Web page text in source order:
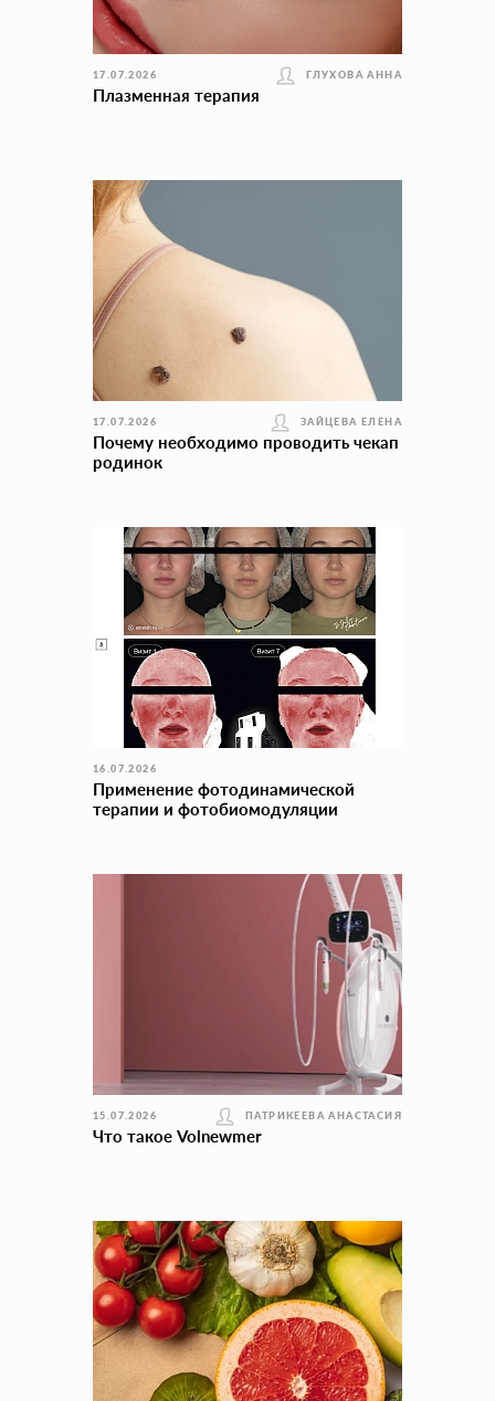
17.07.2026 ГЛУХОВА АННА
Плазменная терапия
17.07.2026 ЗАЙЦЕВА ЕЛЕНА
Почему необходимо проводить чекап
родинок
16.07.2026
Применение фотодинамической
терапии и фотобиомодуляции
15.07.2026 ПАТРИКЕЕВА АНАСТАСИЯ
Что такое Volnewmer